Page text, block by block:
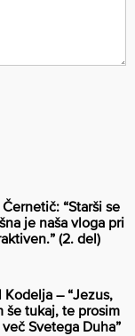
“Starši se
je naša vloga pri
(2. del)
Kodelja – “Jezus,
še tukaj, te prosim
Svetega Duha”